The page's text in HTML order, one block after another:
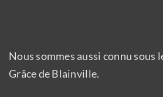
Nous sommes aussi connu sous
Grâce de Blainville.